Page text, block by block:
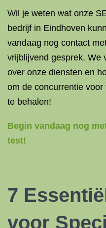
Wil je weten wat onze
bedrijf in Eindhoven
vandaag nog contact
vrijblijvend gesprek. We
over onze diensten en
om de concurrentie
te behalen!
Begin vandaag nog
test!
7
voor